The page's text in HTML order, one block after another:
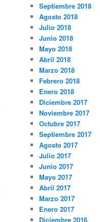
Septiembre 2018
Agosto 2018
Julio 2018
Junio 2018
Mayo 2018
Abril 2018
Marzo 2018
Febrero 2018
Enero 2018
Diciembre 2017
Noviembre 2017
Octubre 2017
Septiembre 2017
Agosto 2017
Julio 2017
Junio 2017
Mayo 2017
Abril 2017
Marzo 2017
Enero 2017
Diciembre 2016